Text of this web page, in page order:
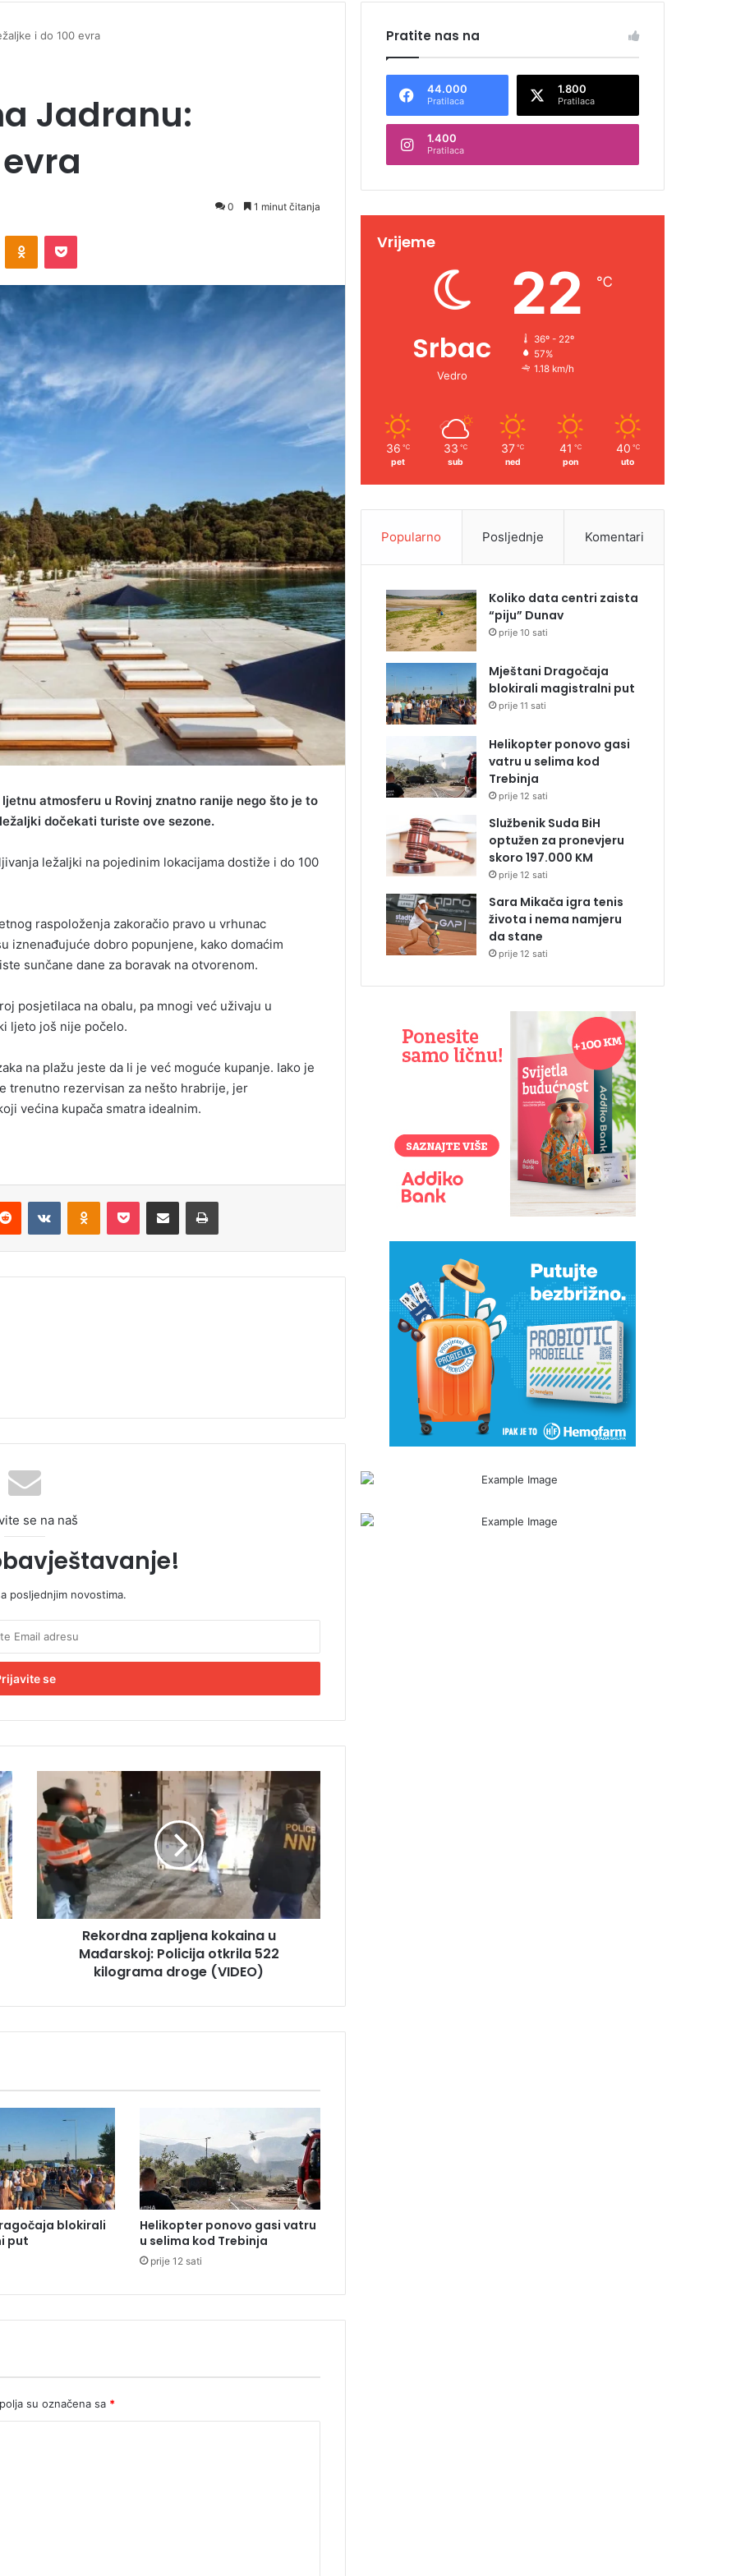
i do 100 evra
Jadranu:
0 1 minut čitanja
atmosferu u Rovinj znatno ranije nego što je to
dočekati turiste ove sezone.
ležaljki na pojedinim lokacijama dostiže i do 100
raspoloženja zakoračio pravo u vrhunac
iznenađujuće dobro popunjene, kako domaćim
sunčane dane za boravak na otvorenom.
posjetilaca na obalu, pa mnogi već uživaju u
ljeto još nije počelo.
na plažu jeste da li je već moguće kupanje. Iako je
trenutno rezervisan za nešto hrabrije, jer
većina kupača smatra idealnim.
se na naš
posljednjim novostima.
e
k
o
r
d
n
a
z
e
k
a
a
u
M
a
đ
k
l
Rekordna zapljena kokaina u
Mađarskoj: Policija otkrila 522
kilograma droge (VIDEO)
blokirali
put
Helikopter ponovo gasi vatru
u selima kod Trebinja
prije 12 sati
su označena sa *
Pratite nas na
44.000
Pratilaca
1.800
Pratilaca
1.400
Pratilaca
Vrijeme
Srbac
Vedro
22 ℃
36º - 22º
57%
1.18 km/h
36 ℃
pet
33 ℃
sub
37 ℃
ned
41 ℃
pon
40 ℃
uto
Popularno Posljednje Komentari
Koliko data centri zaista
“piju” Dunav
prije 10 sati
Mještani Dragočaja
blokirali magistralni put
prije 11 sati
Helikopter ponovo gasi
vatru u selima kod
Trebinja
prije 12 sati
Službenik Suda BiH
optužen za pronevjeru
skoro 197.000 KM
prije 12 sati
Sara Mikača igra tenis
života i nema namjeru
da stane
prije 12 sati